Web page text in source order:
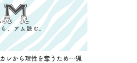
カレから理性を奪うため…猟